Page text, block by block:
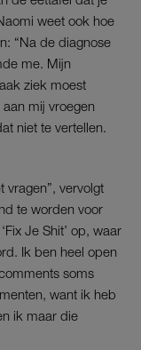
weet ook hoe
“Na de diagnose
me. Mijn
ziek moest
mij vroegen
niet te vertellen.
vragen”, vervolgt
te worden voor
Je Shit’ op, waar
Ik ben heel open
soms
want ik heb
ik maar die